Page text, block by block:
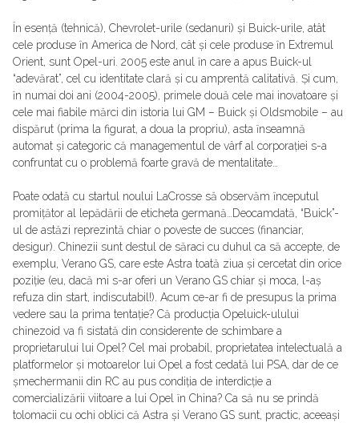
Ȋn esență (tehnică), Chevrolet-urile (sedanuri) și Buick-urile, atât
cele produse ȋn America de Nord, cât și cele produse ȋn Extremul
Orient, sunt Opel-uri. 2005 este anul ȋn care a apus Buick-ul
“adevărat”, cel cu identitate clară și cu amprentă calitativă. Și cum,
ȋn numai doi ani (2004-2005), primele două cele mai inovatoare și
cele mai fiabile mărci din istoria lui GM – Buick și Oldsmobile – au
dispărut (prima la figurat, a doua la propriu), asta ȋnseamnă
automat și categoric că managementul de vârf al corporației s-a
confruntat cu o problemă foarte gravă de mentalitate…
Poate odată cu startul noului LaCrosse să observăm ȋnceputul
promițător al lepădării de eticheta germană…Deocamdată, “Buick”-
ul de astăzi reprezintă chiar o poveste de succes (financiar,
desigur). Chinezii sunt destul de săraci cu duhul ca să accepte, de
exemplu, Verano GS, care este Astra toată ziua și cercetat din orice
poziție (eu, dacă mi s-ar oferi un Verano GS chiar și moca, l-aș
refuza din start, indiscutabil!). Acum ce-ar fi de presupus la prima
vedere sau la prima tentație? Că producția Opeluick-ulului
chinezoid va fi sistată din considerente de schimbare a
proprietarului lui Opel? Cel mai probabil, proprietatea intelectuală a
platformelor și motoarelor lui Opel a fost cedată lui PSA, dar de ce
șmechermanii din RC au pus condiția de interdicție a
comercializării viitoare a lui Opel ȋn China? Ca să nu se prindă
tolomacii cu ochi oblici că Astra și Verano GS sunt, practic, aceeași